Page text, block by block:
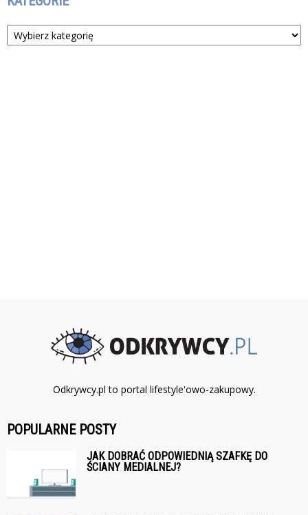
Kategorie
Odkrywcy.pl to portal lifestyle'owo-zakupowy.
POPULARNE POSTY
JAK DOBRAĆ ODPOWIEDNIĄ SZAFKĘ DO
ŚCIANY MEDIALNEJ?